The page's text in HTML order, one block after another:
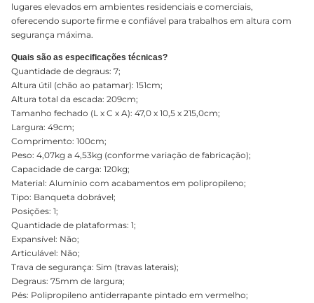
lugares elevados em ambientes residenciais e comerciais,
oferecendo suporte firme e confiável para trabalhos em altura com
segurança máxima.
Quais são as especificações técnicas?
Quantidade de degraus: 7;
Altura útil (chão ao patamar): 151cm;
Altura total da escada: 209cm;
Tamanho fechado (L x C x A): 47,0 x 10,5 x 215,0cm;
Largura: 49cm;
Comprimento: 100cm;
Peso: 4,07kg a 4,53kg (conforme variação de fabricação);
Capacidade de carga: 120kg;
Material: Alumínio com acabamentos em polipropileno;
Tipo: Banqueta dobrável;
Posições: 1;
Quantidade de plataformas: 1;
Expansível: Não;
Articulável: Não;
Trava de segurança: Sim (travas laterais);
Degraus: 75mm de largura;
Pés: Polipropileno antiderrapante pintado em vermelho;